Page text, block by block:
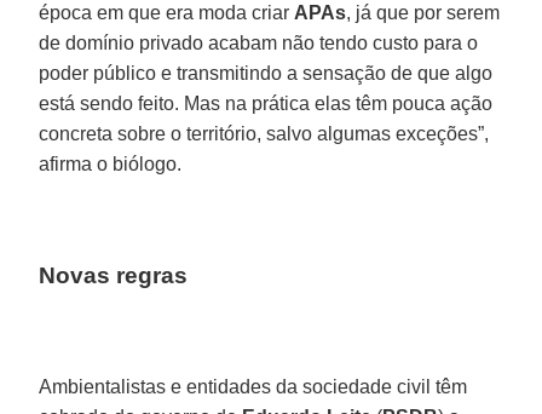
época em que era moda criar APAs, já que por serem
de domínio privado acabam não tendo custo para o
poder público e transmitindo a sensação de que algo
está sendo feito. Mas na prática elas têm pouca ação
concreta sobre o território, salvo algumas exceções”,
afirma o biólogo.
Novas regras
Ambientalistas e entidades da sociedade civil têm